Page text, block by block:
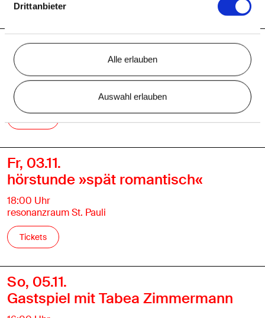
Drittanbieter
Alle erlauben
Auswahl erlauben
Weitere Veranstaltungen
Fr, 03.11.
werkstatt »spät romantisch«
16:00 Uhr
resonanzraum St. Pauli
Fr, 03.11.
hörstunde »spät romantisch«
18:00 Uhr
resonanzraum St. Pauli
Tickets
So, 05.11.
Gastspiel mit Tabea Zimmermann